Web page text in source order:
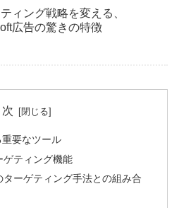
ィング戦略を変える、
広告の驚きの特徴
次
要なツール
ゲティング機能
ーゲティング手法との組み合